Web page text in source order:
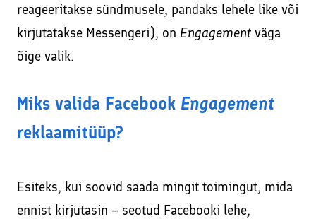
reageeritakse sündmusele, pandaks lehele like või
kirjutatakse Messengeri), on Engagementväga
õige valik.
Miks valida Facebook Engagement
reklaamitüüp?
Esiteks, kui soovid saada mingit toimingut, mida
ennist kirjutasin – seotud Facebooki lehe,